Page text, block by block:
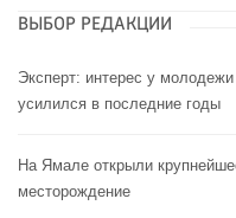
ВЫБОР РЕДАКЦИИ
Эксперт: интерес у
усилился в последние годы
На Ямале открыли
месторождение